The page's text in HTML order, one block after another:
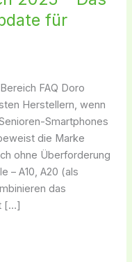
für
FAQ Doro
Herstellern, wenn
Smartphones
die Marke
ohne Überforderung
– A10, A20 (als
das
[…]